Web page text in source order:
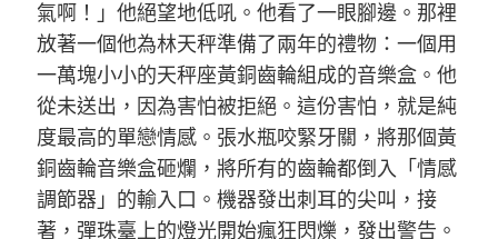
氣啊！」他絕望地低吼。他看了一眼腳邊。那裡
放著一個他為林天秤準備了兩年的禮物：一個用
一萬塊小小的天秤座黃銅齒輪組成的音樂盒。他
從未送出，因為害怕被拒絕。這份害怕，就是純
度最高的單戀情感。張水瓶咬緊牙關，將那個黃
銅齒輪音樂盒砸爛，將所有的齒輪都倒入「情感
調節器」的輸入口。機器發出刺耳的尖叫，接
著，彈珠臺上的燈光開始瘋狂閃爍，發出警告。